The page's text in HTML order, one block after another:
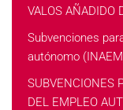
VALOS AÑADIDO
Subvenciones
autónomo
SUBVENCIONES
DEL EMPLEO